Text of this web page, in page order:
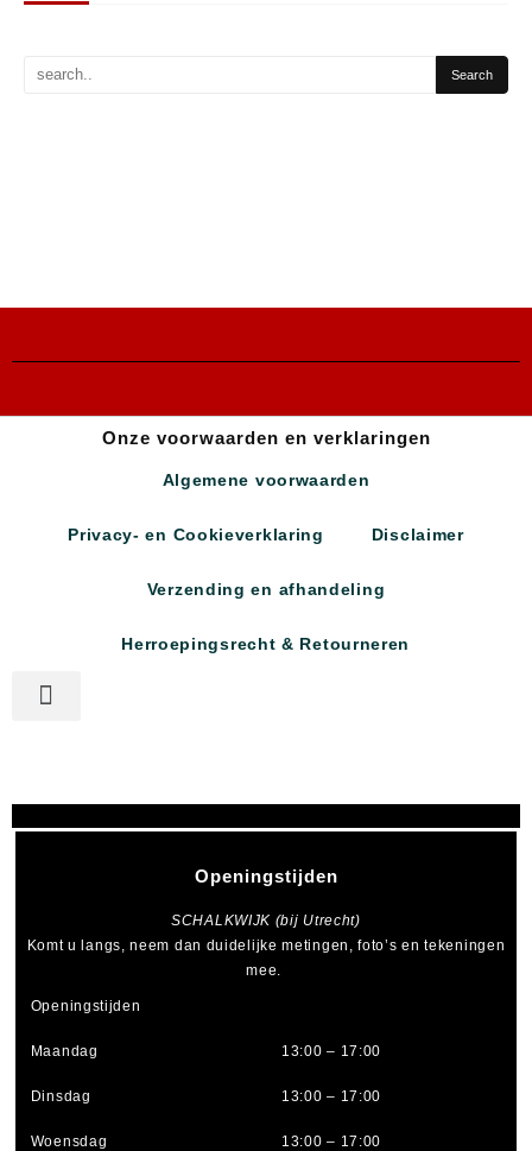
Onze voorwaarden en verklaringen
Algemene voorwaarden
Privacy- en Cookieverklaring Disclaimer
Verzending en afhandeling
Herroepingsrecht & Retourneren
Openingstijden
SCHALKWIJK (bij Utrecht)
Komt u langs, neem dan duidelijke metingen, foto’s en tekeningen
mee.
Openingstijden
Maandag 13:00 – 17:00
Dinsdag 13:00 – 17:00
Woensdag 13:00 – 17:00